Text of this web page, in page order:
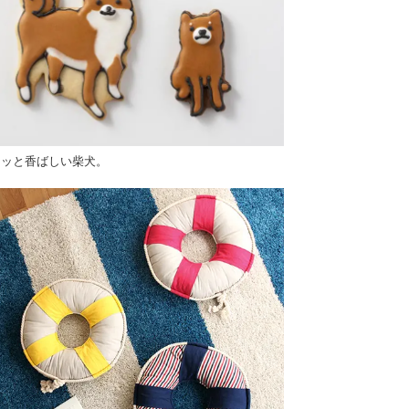
と香ばしい柴犬。